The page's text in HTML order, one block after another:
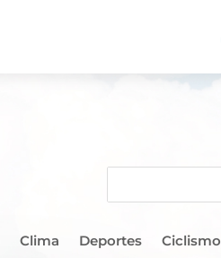
Clima Deportes Ciclismo